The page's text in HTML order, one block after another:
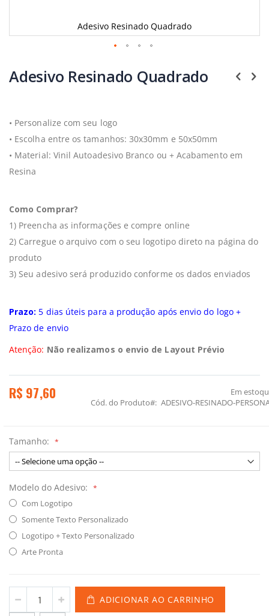
Adesivo Resinado Quadrado
para
o
de
imagens
Adesivo Resinado Quadrado
• Personalize com seu logo
• Escolha entre os tamanhos: 30x30mm e 50x50mm
• Material: Vinil Autoadesivo Branco ou + Acabamento em
Resina
Como Comprar?
1) Preencha as informações e compre online
2) Carregue o arquivo com o seu logotipo direto na página do
produto
3) Seu adesivo será produzido conforme os dados enviados
Prazo: 5 dias úteis para a produção após envio do logo +
Prazo de envio
Atenção: Não realizamos o envio de Layout Prévio
R$ 97,60
Em
Cód. do Produto
ADESIVO-RESINADO-
Tamanho:
Modelo do Adesivo:
Com Logotipo
Somente Texto Personalizado
Logotipo + Texto Personalizado
Arte Pronta
ADICIONAR AO CARRINHO